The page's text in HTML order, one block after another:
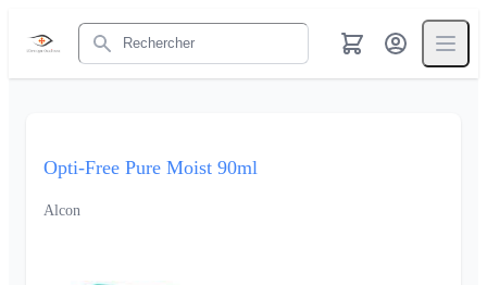
Rechercher
Opti-Free Pure Moist 90ml
Alcon